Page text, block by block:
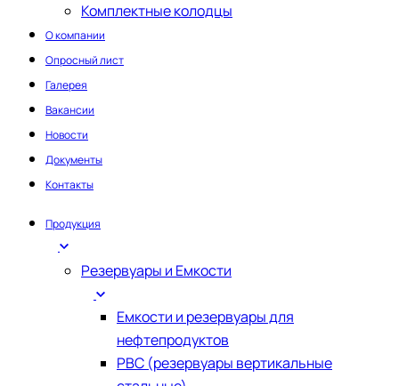
Комплектные колодцы
О компании
Опросный лист
Галерея
Вакансии
Новости
Документы
Контакты
Продукция
Резервуары и Емкости
Емкости и резервуары для
нефтепродуктов
РВС (резервуары вертикальные